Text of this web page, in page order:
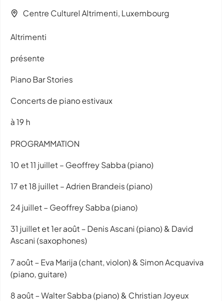
Centre Culturel Altrimenti, Luxembourg
Altrimenti
présente
Piano Bar Stories
Concerts de piano estivaux
à 19 h
PROGRAMMATION
10 et 11 juillet – Geoffrey Sabba (piano)
17 et 18 juillet – Adrien Brandeis (piano)
24 juillet – Geoffrey Sabba (piano)
31 juillet et 1er août – Denis Ascani (piano) & David
Ascani (saxophones)
7 août – Eva Marija (chant, violon) & Simon Acquaviva
(piano, guitare)
8 août – Walter Sabba (piano) & Christian Joyeux